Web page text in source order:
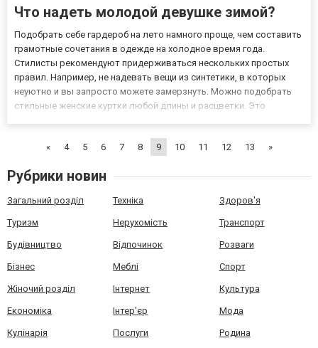
Что надеть молодой девушке зимой?
Подобрать себе гардероб на лето намного проще, чем составить
грамотные сочетания в одежде на холодное время года.
Стилисты рекомендуют придерживаться нескольких простых
правил. Например, не надевать вещи из синтетики, в которых
неуютно и вы запросто можете замерзнуть. Можно подобрать
стильные женские куртки любой длины и расцветки. Это
куртку. Что...
« 4 5 6 7 8 9 10 11 12 13 »
Рубрики новин
Загальний розділ Техніка Здоров'я
Туризм Нерухомість Транспорт
Будівництво Відпочинок Розваги
Бізнес Меблі Спорт
Жіночий розділ Інтернет Культура
Економіка Інтер'єр Мода
Кулінарія Послуги Родина